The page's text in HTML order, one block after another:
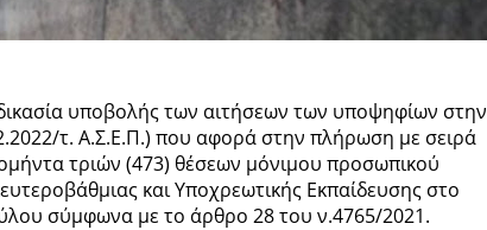
υποβολής των αιτήσεων των υποψηφίων στην
τ. Α.Σ.Ε.Π.) που αφορά στην πλήρωση με σειρά
τριών (473) θέσεων μόνιμου προσωπικού
και Υποχρεωτικής Εκπαίδευσης στο
σύμφωνα με το άρθρο 28 του ν.4765/2021.